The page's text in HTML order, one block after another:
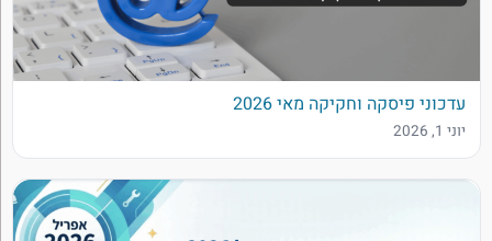
עדכוני פיסקה וחקיקה מאי 2026
יוני 1, 2026